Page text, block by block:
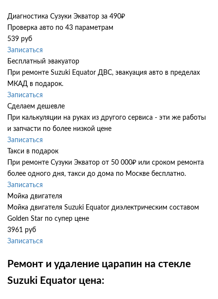
Диагностика Сузуки Экватор за 490₽
Проверка авто по 43 параметрам
539 руб
Записаться
Бесплатный эвакуатор
При ремонте Suzuki Equator ДВС, эвакуация авто в пределах
МКАД в подарок.
Записаться
Сделаем дешевле
При калькуляции на руках из другого сервиса - эти же работы
и запчасти по более низкой цене
Записаться
Такси в подарок
При ремонте Сузуки Экватор от 50 000₽ или сроком ремонта
более одного дня, такси до дома по Москве бесплатно.
Записаться
Мойка двигателя
Мойка двигателя Suzuki Equator диэлектрическим составом
Golden Star по супер цене
3961 руб
Записаться
Ремонт и удаление царапин на стекле
Suzuki Equator цена: